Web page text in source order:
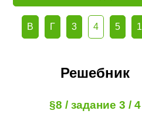
В Г 3 4 5 1
Решебник
§8 / задание 3 / 4